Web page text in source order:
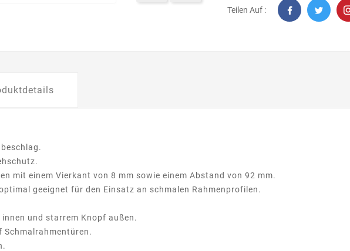
Teilen Auf :
mit einem Vierkant von 8 mm sowie einem Abstand von 92 mm.
geeignet für den Einsatz an schmalen Rahmenprofilen.
und starrem Knopf außen.
Schmalrahmentüren.